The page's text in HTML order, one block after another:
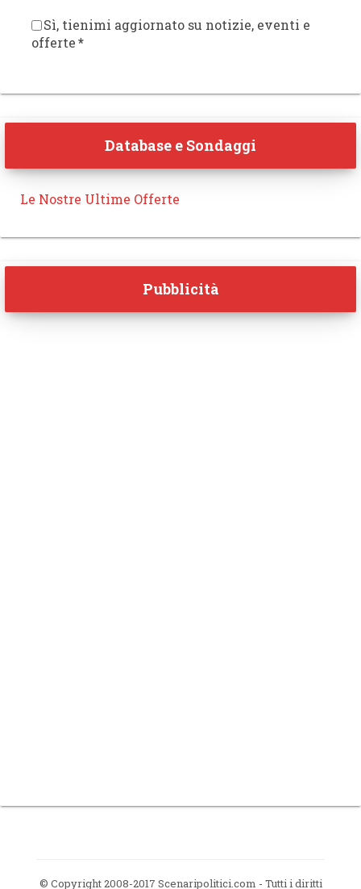
Sì, tienimi aggiornato su notizie, eventi e
offerte*
Database e Sondaggi
Le Nostre Ultime Offerte
Pubblicità
© Copyright 2008-2017 Scenaripolitici.com - Tutti i diritti